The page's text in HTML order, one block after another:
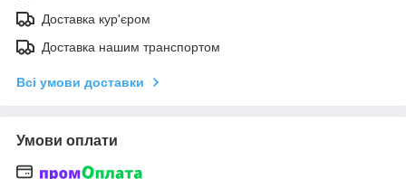
Доставка кур'єром
Доставка нашим транспортом
Всі умови доставки
Умови оплати